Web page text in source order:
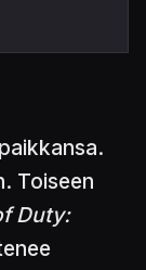
Toiseen
Duty: